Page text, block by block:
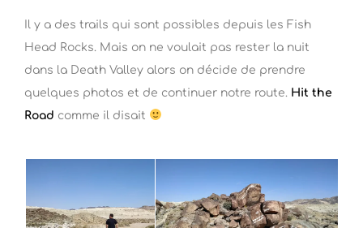
Il y a des trails qui sont possibles depuis les Fish
Head Rocks. Mais on ne voulait pas rester la nuit
dans la Death Valley alors on décide de prendre
quelques photos et de continuer notre route. Hit the
Road comme il disait